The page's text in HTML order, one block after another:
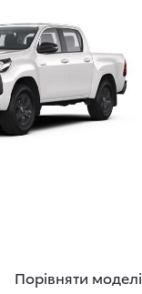
Порiвняти моделi